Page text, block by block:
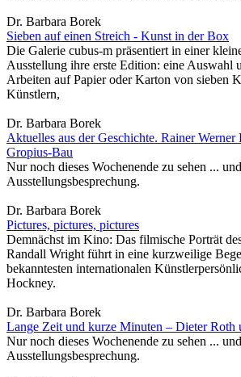
Dr. Barbara Borek
Sieben auf einen Streich - Kunst in der Box
Die Galerie cubus-m präsentiert in einer
Ausstellung ihre erste Edition: eine Auswahl
Arbeiten auf Papier oder Karton von sieben
Künstlern,
Dr. Barbara Borek
Aktuelles aus der Geschichte. Rainer
Gropius-Bau
Nur noch dieses Wochenende zu sehen ...
Ausstellungsbesprechung.
Dr. Barbara Borek
Pictures, pictures, pictures
Demnächst im Kino: Das filmische Porträt
Randall Wright führt in eine kurzweilige
bekanntesten internationalen
Hockney.
Dr. Barbara Borek
Lange Zeit und kurze Minuten – Dieter Roth
Nur noch dieses Wochenende zu sehen ...
Ausstellungsbesprechung.